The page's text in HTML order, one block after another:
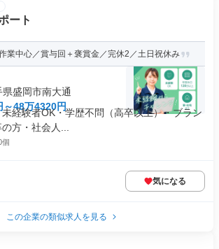
ート
業中心／賞与回＋褒賞金／完休2／土日祝休み
盛岡市南大通
～48万4320円
経験者OK・学歴不問（高卒以上）・ブラン
方・社会人...
個
気になる
この企業の類似求人を見る